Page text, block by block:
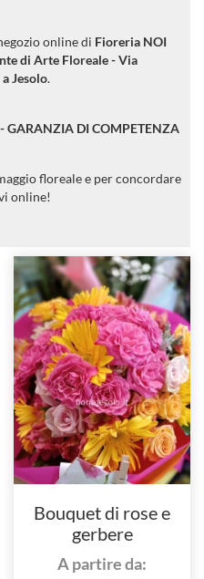
online di Fioreria NOI
di Arte Floreale -Via
Jesolo.
GARANZIA DI COMPETENZA
floreale e per concordare
online!
Bouquet di rose e
gerbere
A partire da: